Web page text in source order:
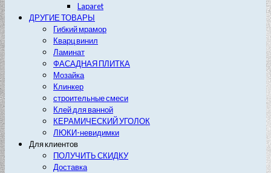
Laparet
ДРУГИЕ ТОВАРЫ
Гибкий мрамор
Кварц винил
Ламинат
ФАСАДНАЯ ПЛИТКА
Мозайка
Клинкер
строительные смеси
Клей для ванной
КЕРАМИЧЕСКИЙ УГОЛОК
ЛЮКИ-невидимки
Для клиентов
ПОЛУЧИТЬ СКИДКУ
Доставка